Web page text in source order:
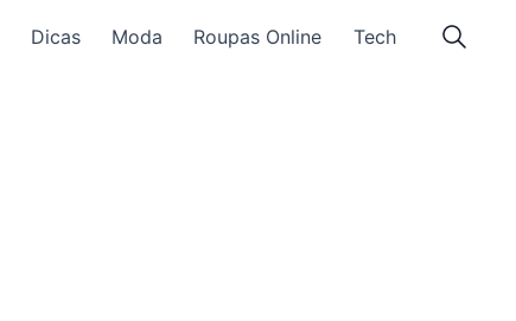
Dicas Moda Roupas Online Tech